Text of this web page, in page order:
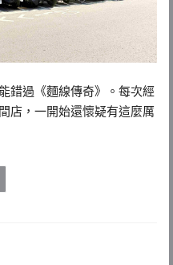
錯過《麵線傳奇》。每次經
店，一開始還懷疑有這麼厲